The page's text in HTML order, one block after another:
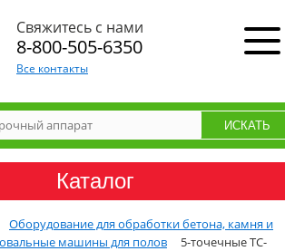
Свяжитесь с нами
8-800-505-6350
Все контакты
Каталог
Оборудование для обработки бетона, камня и
машины для полов
5-точечные ТС-